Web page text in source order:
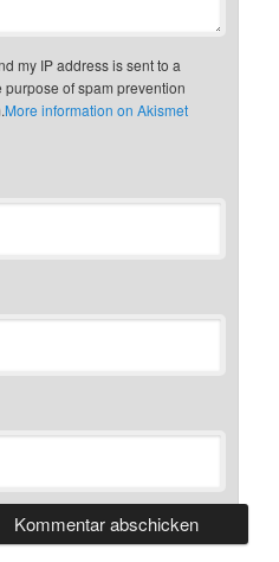
my IP address is sent to a
of spam prevention
More information on Akismet